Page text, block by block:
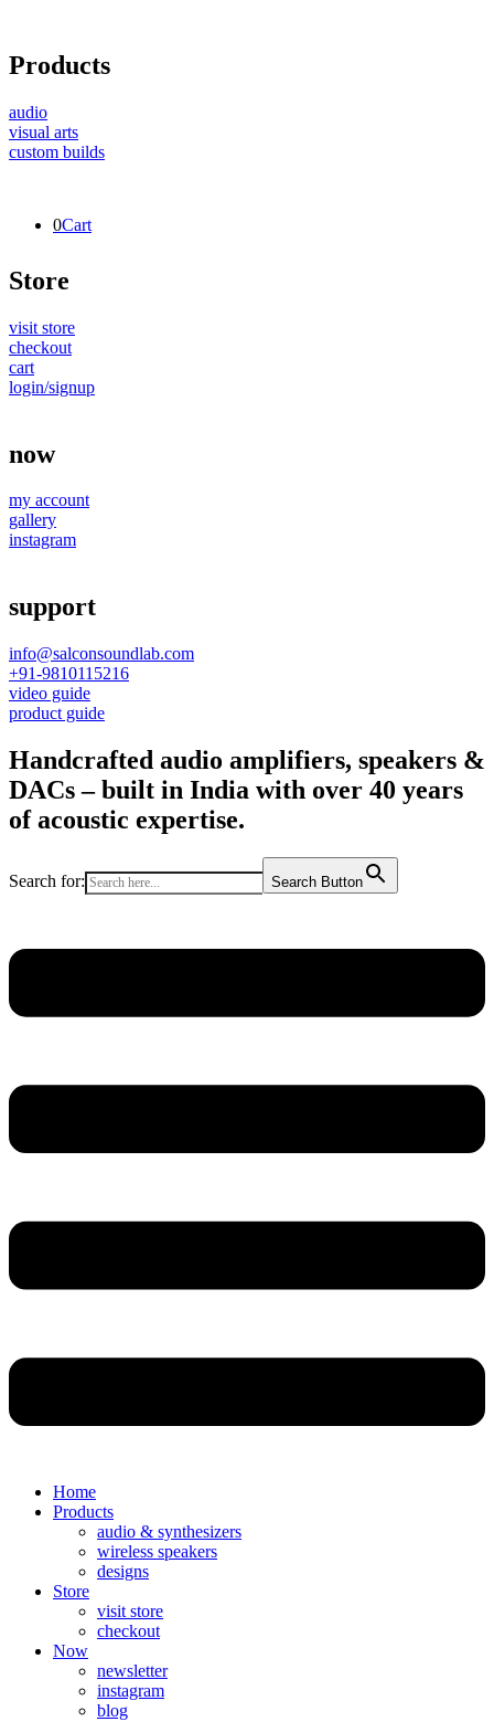
Products
audio
visual arts
custom builds
0Cart
Store
visit store
checkout
cart
login/signup
now
my account
gallery
instagram
support
info@salconsoundlab.com
+91-9810115216
video guide
product guide
Handcrafted audio amplifiers, speakers &
DACs – built in India with over 40 years
of acoustic expertise.
Search for: Search Button
Home
Products
audio & synthesizers
wireless speakers
designs
Store
visit store
checkout
Now
newsletter
instagram
blog